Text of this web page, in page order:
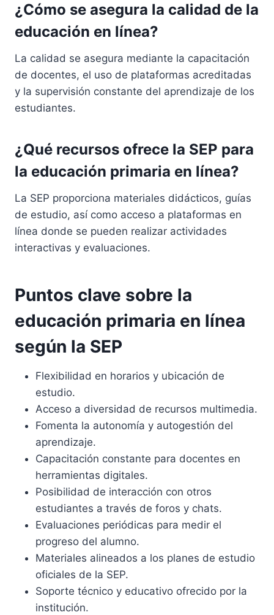
¿Cómo se asegura la calidad de la
educación en línea?
La calidad se asegura mediante la capacitación
de docentes, el uso de plataformas acreditadas
y la supervisión constante del aprendizaje de los
estudiantes.
¿Qué recursos ofrece la SEP para
la educación primaria en línea?
La SEP proporciona materiales didácticos, guías
de estudio, así como acceso a plataformas en
línea donde se pueden realizar actividades
interactivas y evaluaciones.
Puntos clave sobre la
educación primaria en línea
según la SEP
Flexibilidad en horarios y ubicación de
estudio.
Acceso a diversidad de recursos multimedia.
Fomenta la autonomía y autogestión del
aprendizaje.
Capacitación constante para docentes en
herramientas digitales.
Posibilidad de interacción con otros
estudiantes a través de foros y chats.
Evaluaciones periódicas para medir el
progreso del alumno.
Materiales alineados a los planes de estudio
oficiales de la SEP.
Soporte técnico y educativo ofrecido por la
institución.